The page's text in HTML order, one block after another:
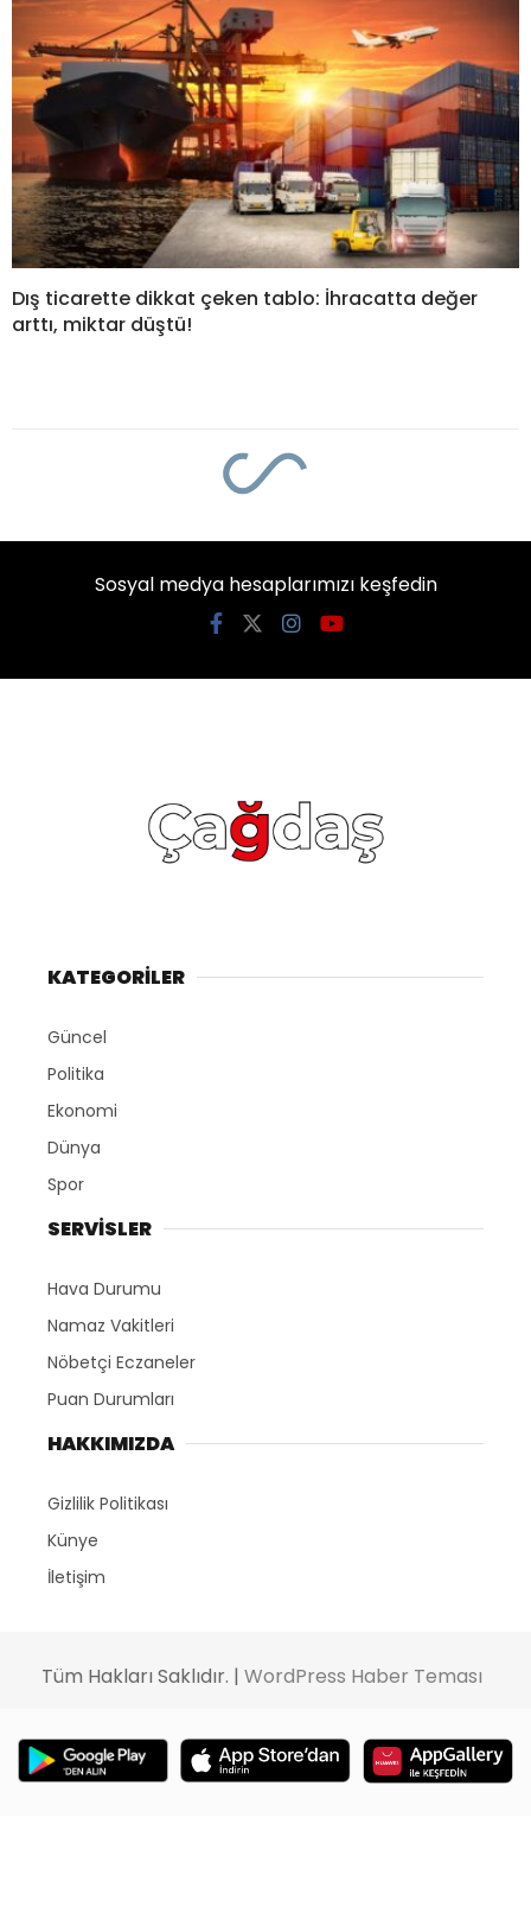
Dış ticarette dikkat çeken tablo: İhracatta değer
arttı, miktar düştü!
Sosyal medya hesaplarımızı keşfedin
KATEGORİLER
Güncel
Politika
Ekonomi
Dünya
Spor
SERVİSLER
Hava Durumu
Namaz Vakitleri
Nöbetçi Eczaneler
Puan Durumları
HAKKIMIZDA
Gizlilik Politikası
Künye
İletişim
Tüm Hakları Saklıdır. | WordPress Haber Teması